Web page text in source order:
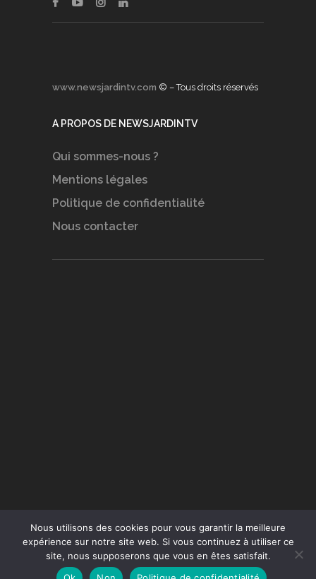
www.newsjardintv.com © – Tous droits réservés
A PROPOS DE NEWSJARDINTV
Qui sommes-nous ?
Mentions légales
Politique de confidentialité
Nous contacter
Conception du site :Agence Jus de Citron
Nous utilisons des cookies pour vous garantir la meilleure
expérience sur notre site web. Si vous continuez à utiliser ce
site, nous supposerons que vous en êtes satisfait.